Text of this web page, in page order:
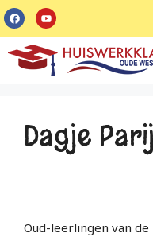
Dagje
Oud-leerlingen van